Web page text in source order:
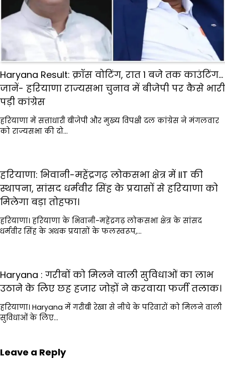
Haryana Result: क्रॉस वोटिंग, रात 1 बजे तक काउंटिंग…
जानें- हरियाणा राज्यसभा चुनाव में बीजेपी पर कैसे भारी
पड़ी कांग्रेस
हरियाणा में सत्ताधारी बीजेपी और मुख्य विपक्षी दल कांग्रेस ने मंगलवार
को राज्यसभा की दो…
हरियाणा: भिवानी-महेंद्रगढ़ लोकसभा क्षेत्र में IIT की
स्थापना, सांसद धर्मवीर सिंह के प्रयासों से हरियाणा को
मिलेगा बड़ा तोहफा।
हरियाणा। हरियाणा के भिवानी-महेंद्रगढ़ लोकसभा क्षेत्र के सांसद
धर्मवीर सिंह के अथक प्रयासों के फलस्वरूप,…
Haryana : गरीबों को मिलने वाली सुविधाओं का लाभ
उठाने के लिए छह हजार जोड़ों ने करवाया फर्जी तलाक।
हरियाणा। Haryana में गरीबी रेखा से नीचे के परिवारों को मिलने वाली
सुविधाओं के लिए…
Leave a Reply